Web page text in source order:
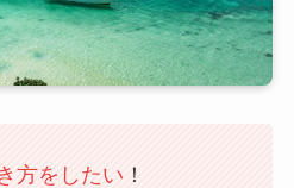
方をしたい ！